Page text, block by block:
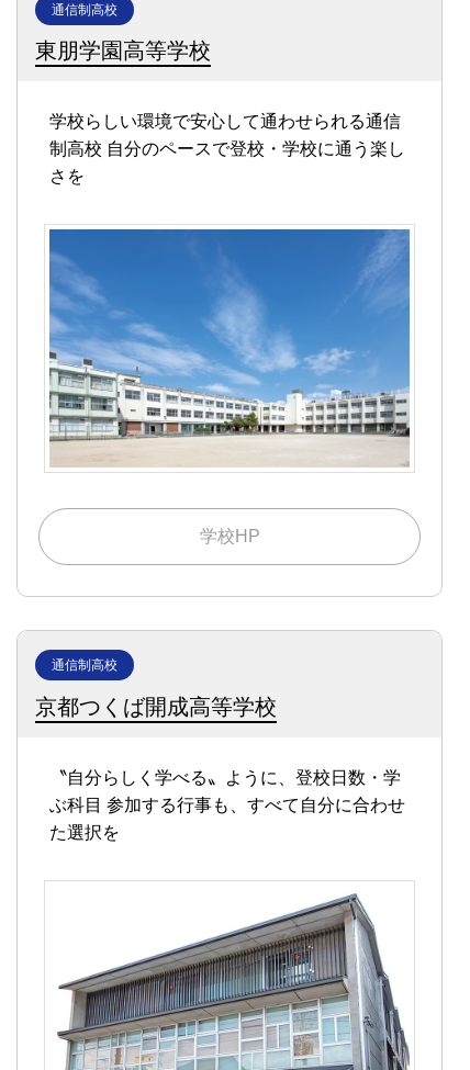
通信制高校
東朋学園高等学校
学校らしい環境で安心して通わせられる通信
制高校 自分のペースで登校・学校に通う楽し
さを
学校HP
通信制高校
京都つくば開成高等学校
〝自分らしく学べる〟ように、登校日数・学
ぶ科目 参加する行事も、すべて自分に合わせ
た選択を